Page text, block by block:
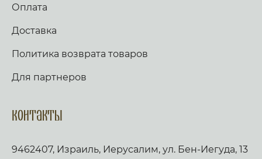
Оплата
Доставка
Политика возврата товаров
Для партнеров
Контакты
9462407, Израиль, Иерусалим, ул. Бен-Иегуда, 13